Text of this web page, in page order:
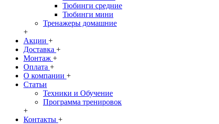
Тюбинги средние
Тюбинги мини
Тренажеры домашние
+
Акции +
Доставка +
Монтаж +
Оплата +
О компании +
Статьи
Техники и Обучение
Программа тренировок
+
Контакты +